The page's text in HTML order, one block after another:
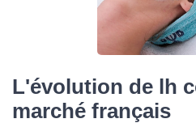
L'évolution de lh
marché français